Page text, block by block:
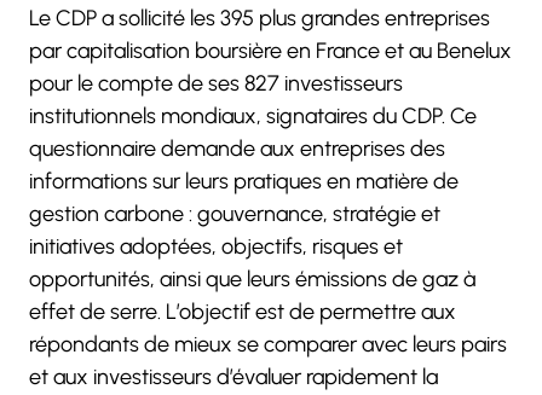
Le CDP a sollicité les 395 plus grandes entreprises
par capitalisation boursière en France et au Benelux
pour le compte de ses 827 investisseurs
institutionnels mondiaux, signataires du CDP. Ce
questionnaire demande aux entreprises des
informations sur leurs pratiques en matière de
gestion carbone : gouvernance, stratégie et
initiatives adoptées, objectifs, risques et
opportunités, ainsi que leurs émissions de gaz à
effet de serre. L’objectif est de permettre aux
répondants de mieux se comparer avec leurs pairs
et aux investisseurs d’évaluer rapidement la